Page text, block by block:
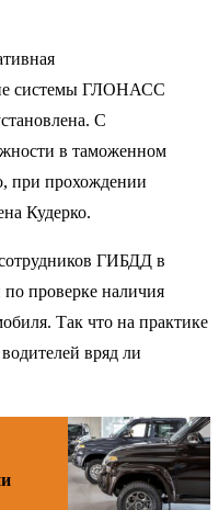
системы ГЛОНАСС
С
в таможенном
при прохождении
Кудерко.
ГИБДД в
проверке наличия
Так что на практике
вряд ли